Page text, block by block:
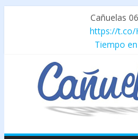
Cañuelas
https://t.co/
Tiempo